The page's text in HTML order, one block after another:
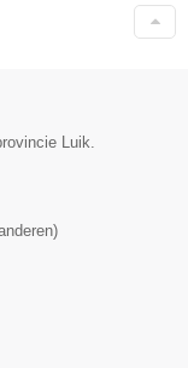
Luik.
)